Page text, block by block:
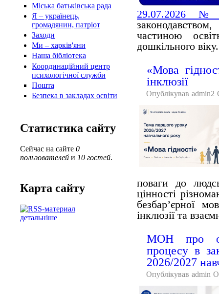
Міська батьківська рада
Я – українець,
громадянин, патріот
Заходи
Ми – харків'яни
Наша бібліотека
Координаційний центр
психологічної служби
Пошта
Безпека в закладах освіти
Статистика сайту
Сейчас на сайте 0
пользователей и 10 гостей.
Карта сайту
детальніше
29.07.2026 №
частиною
дошкільного віку.
«Мова
інклюзії
Опублікував admin2
поваги до
цінності
безбар’єрної
інклюзії та
МОН про
процесу в
2026/2027
Опублікував admin